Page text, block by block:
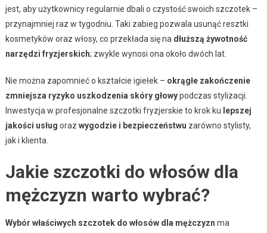
jest, aby użytkownicy regularnie dbali o czystość swoich szczotek –
przynajmniej raz w tygodniu. Taki zabieg pozwala usunąć resztki
kosmetyków oraz włosy, co przekłada się na dłuższą żywotność
narzędzi fryzjerskich; zwykle wynosi ona około dwóch lat.
Nie można zapomnieć o kształcie igiełek – okrągłe zakończenie
zmniejsza ryzyko uszkodzenia skóry głowypodczas stylizacji.
Inwestycja w profesjonalne szczotki fryzjerskie to krok ku lepszej
jakości usług oraz wygodzie i bezpieczeństwu zarówno stylisty,
jak i klienta.
Jakie szczotki do włosów dla
mężczyzn warto wybrać?
Wybór właściwych szczotek do włosów dla mężczyzn ma